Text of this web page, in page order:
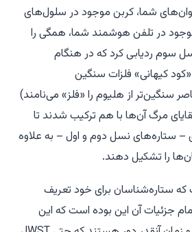
شما، کربن موجود در سلول‌های
در تلفن هوشمند شما، همگی را
سوم ردیابی کرد که در هنگام
کیهانی» فلزات سنگین
سنگین‌تر از هلیوم را «فلز» می‌نامند)
مرگ آن‌ها با هم ترکیب شدند تا
ستاره‌های نسل دوم و اول – به علاوه
را تشکیل دهند.
ستاره‌شناسان برای خود تعریف
جزئیات آن این بوده است که این